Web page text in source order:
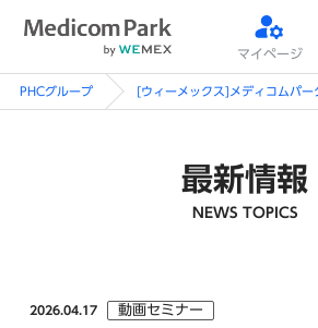
マイページ
PHCグループ [ウィーメックス]メディコムパー
最新情報
NEWS TOPICS
2026.04.17 動画セミナー